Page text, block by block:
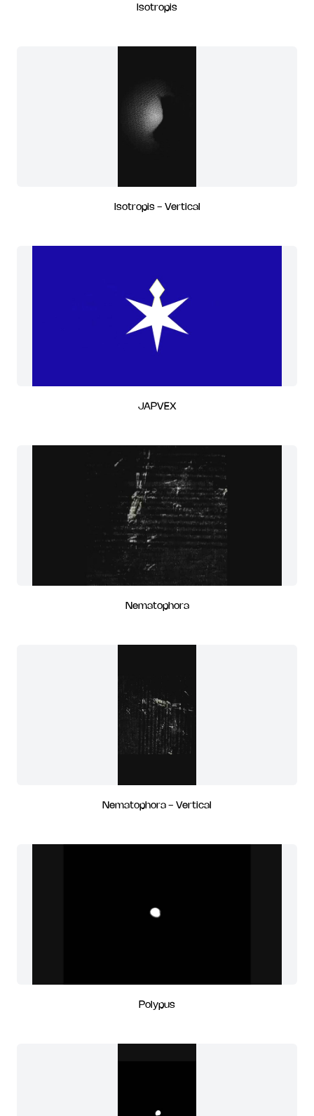
Isotropis
Isotropis - Vertical
JAPVEX
Nematophora
Nematophora - Vertical
Polypus